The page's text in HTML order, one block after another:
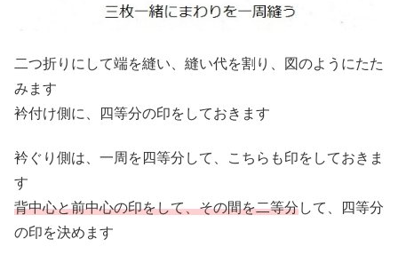
二つ折りにして端を縫い、縫い代を割り、図のようにたた
みます
衿付け側に、四等分の印をしておきます
衿ぐり側は、一周を四等分して、こちらも印をしておきま
す
背中心と前中心の印をして、その間を二等分して、四等分
の印を決めます